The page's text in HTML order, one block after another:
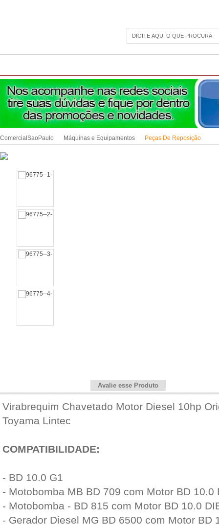
ComercialSaoPaulo Máquinas e Equipamentos Peças De Reposição
Avalie esse Produto
Virabrequim Chavetado Motor Diesel 10hp
Toyama Lintec
COMPATIBILIDADE:
- BD 10.0 G1
- Motobomba MB BD 709 com Motor BD 10.0
- Motobomba - BD 815 com Motor BD 10.0
- Gerador Diesel MG BD 6500 com Motor BD